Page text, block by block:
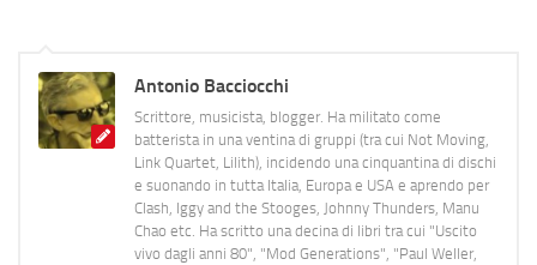
Antonio Bacciocchi
Scrittore, musicista, blogger. Ha militato come
batterista in una ventina di gruppi (tra cui Not Moving,
Link Quartet, Lilith), incidendo una cinquantina di dischi
e suonando in tutta Italia, Europa e USA e aprendo per
Clash, Iggy and the Stooges, Johnny Thunders, Manu
Chao etc. Ha scritto una decina di libri tra cui "Uscito
vivo dagli anni 80", "Mod Generations", "Paul Weller,